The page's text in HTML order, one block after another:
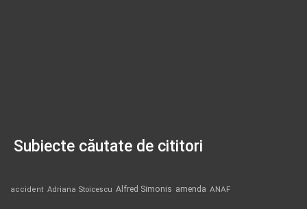
Subiecte căutate de cititori
accident Adriana Stoicescu Alfred Simonis amenda ANAF